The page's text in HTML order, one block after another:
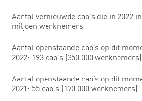
Aantal vernieuwde cao’s die in 2022
miljoen werknemers
Aantal openstaande cao’s op dit
2022: 193 cao’s (350.000 werknemers)
Aantal openstaande cao’s op dit
2021: 55 cao’s (170.000 werknemers)